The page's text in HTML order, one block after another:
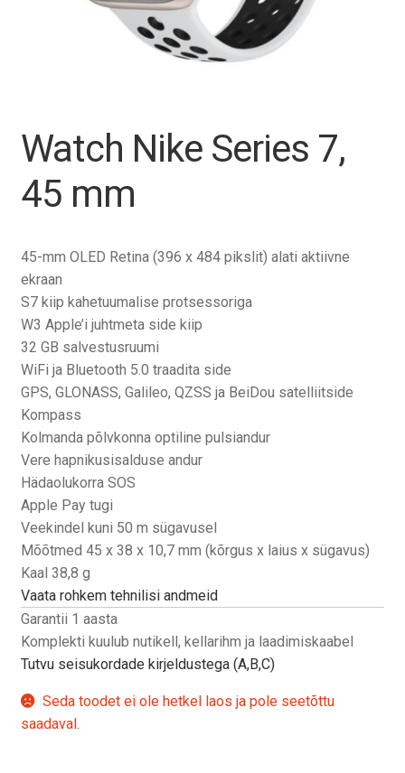
Ostukorv
Watch Nike Series 7,
45 mm
45-mm OLED Retina (396 x 484 pikslit) alati aktiivne
ekraan
S7 kiip kahetuumalise protsessoriga
W3 Apple’i juhtmeta side kiip
32 GB salvestusruumi
WiFi ja Bluetooth 5.0 traadita side
GPS, GLONASS, Galileo, QZSS ja BeiDou satelliitside
Kompass
Kolmanda põlvkonna optiline pulsiandur
Vere hapnikusisalduse andur
Hädaolukorra SOS
Apple Pay tugi
Veekindel kuni 50 m sügavusel
Mõõtmed 45 x 38 x 10,7 mm (kõrgus x laius x sügavus)
Kaal 38,8 g
Vaata rohkem tehnilisi andmeid
Garantii 1 aasta
Komplekti kuulub nutikell, kellarihm ja laadimiskaabel
Tutvu seisukordade kirjeldustega (A,B,C)
Seda toodet ei ole hetkel laos ja pole seetõttu
saadaval.